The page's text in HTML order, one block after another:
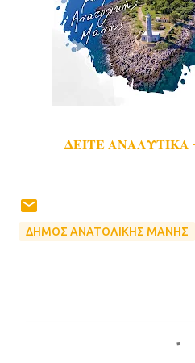
ΔΕΙΤΕ
ΔΗΜΟΣ ΑΝΑΤΟΛΙΚΗΣ ΜΑΝΗΣ